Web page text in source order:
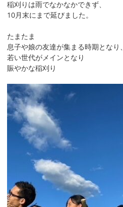
稲刈りは雨でなかなかできず、
10月末にまで延びました。
たまたま
息子や娘の友達が集まる時期となり、
若い世代がメインとなり
賑やかな稲刈り